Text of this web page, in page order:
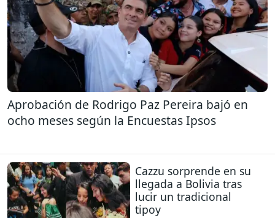
Aprobación de Rodrigo Paz Pereira bajó en
ocho meses según la Encuestas Ipsos
Cazzu sorprende en su
llegada a Bolivia tras
lucir un tradicional
tipoy